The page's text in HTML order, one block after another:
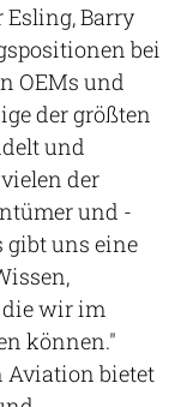
Esling, Barry
bei
OEMs und
der größten
und
der
und -
gibt uns eine
wir im
können."
Aviation bietet